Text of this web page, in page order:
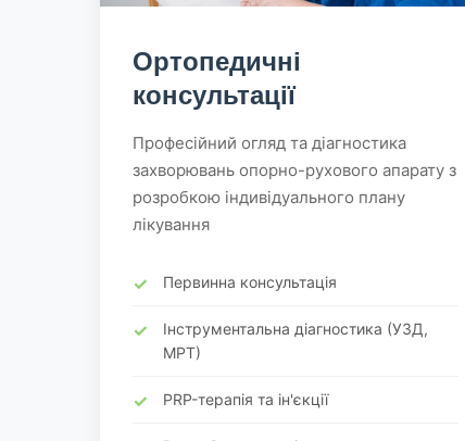
Ортопедичні
консультації
Професійний огляд та діагностика
захворювань опорно-рухового апарату з
розробкою індивідуального плану
лікування
Первинна консультація
Інструментальна діагностика (УЗД,
МРТ)
PRP-терапія та ін'єкції